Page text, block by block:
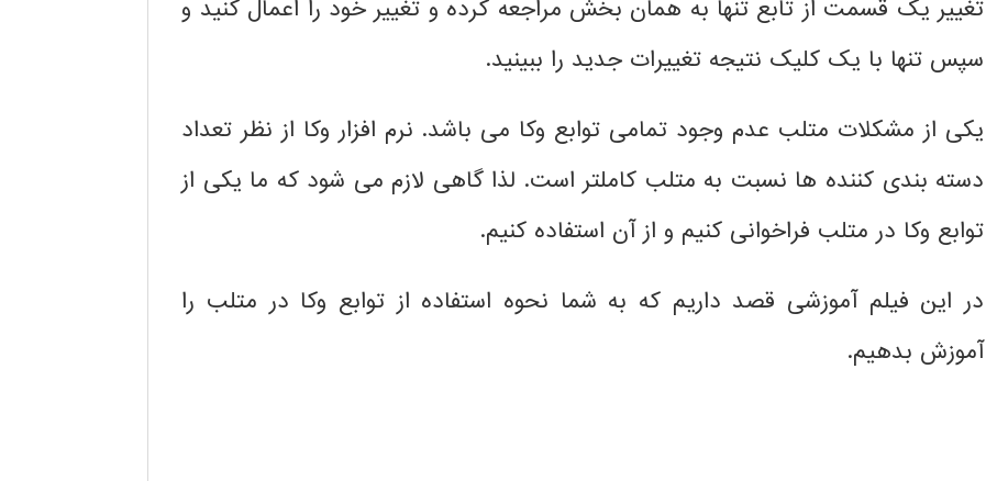
تغییر یک قسمت از تابع تنها به همان بخش مراجعه کرده و تغییر خود را اعمال کنید و
سپس تنها با یک کلیک نتیجه تغییرات جدید را ببینید.
یکی از مشکلات متلب عدم وجود تمامی توابع وکا می باشد. نرم افزار وکا از نظر تعداد
دسته بندی کننده ها نسبت به متلب کاملتر است. لذا گاهی لازم می شود که ما یکی از
توابع وکا در متلب فراخوانی کنیم و از آن استفاده کنیم.
در این فیلم آموزشی قصد داریم که به شما نحوه استفاده از توابع وکا در متلب را
آموزش بدهیم.